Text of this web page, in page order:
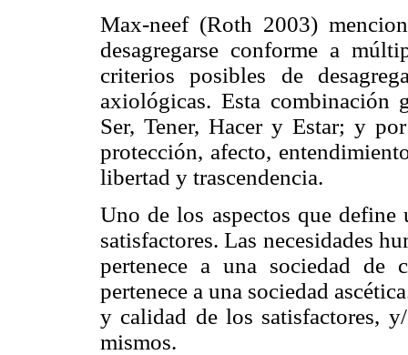
Max-neef (Roth 2003)
desagregarse conforme a
criterios posibles de
axiológicas. Esta combinación
Ser, Tener, Hacer y Estar; y
protección, afecto,
libertad y trascendencia.
Uno de los aspectos que
satisfactores. Las necesidades
pertenece a una sociedad de
pertenece a una sociedad
y calidad de los satisfactores,
mismos.